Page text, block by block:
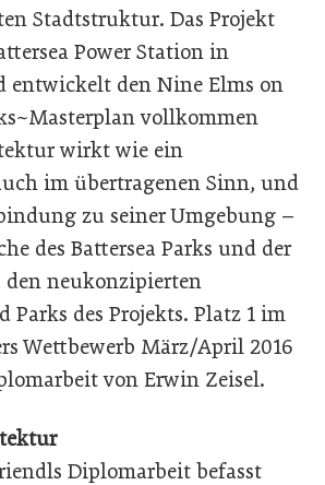
Stadtstruktur. Das Projekt
Power Station in
entwickelt den Nine Elms on
vollkommen
wirkt wie ein
im übertragenen Sinn, und
zu seiner Umgebung –
des Battersea Parks und der
den neukonzipierten
Parks des Projekts. Platz 1 im
Wettbewerb März/April 2016
von Erwin Zeisel.
Diplomarbeit befasst